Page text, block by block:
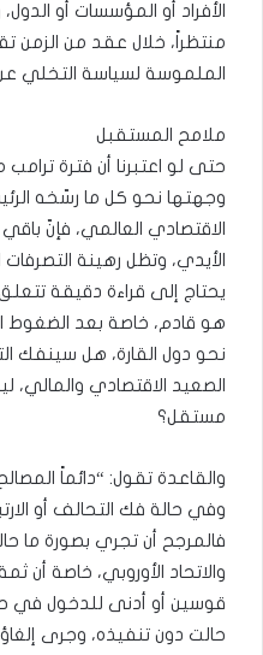
الأفراد أو المؤسسات أو
منتظراً، خلال عقد من الزمن
الملموسة لسياسة التخلي عن
ملامح المستقبل
حتى لو اعتبرنا أن فترة
وجهتها نحو كل ما رسّخه
الاقتصادي العالمي، فإنّ
الأيدي، وتظل رهينة
يحتاج إلى قراءة دقيقة تتعلق
هو قادم، خاصة بعد الضغوط
نحو دول القارة، هل سينفك
الصعيد الاقتصادي والمالي،
مستقل؟
والقاعدة تقول: “دائماً
وفي حالة فك التحالف أو
فالمرجح أن تجري بصورة ما
والاتحاد الأوروبي، خاصة أن
قوسين أو أدنى للدخول في
حالت دون تنفيذه، وجرى إلغاؤه